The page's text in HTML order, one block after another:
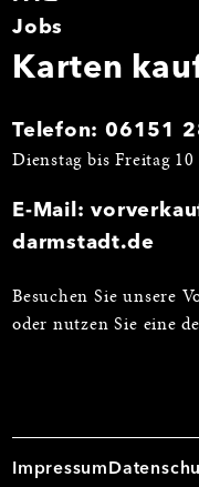
Jobs
Karten
Telefon:06151
Dienstag bis Freitag
E-Mail:
darmstadt.de
Besuchen Sie unsere
oder nutzen Sie eine
Impressum